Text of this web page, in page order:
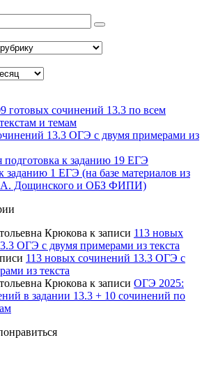
готовых сочинений 13.3 по всем
и темам
13.3 ОГЭ с двумя примерами из
подготовка к заданию 19 ЕГЭ
заданию 1 ЕГЭ (на базе материалов из
Дощинского и ОБЗ ФИПИ)
Крюкова к записи 113 новых
ОГЭ с двумя примерами из текста
113 новых сочинений 13.3 ОГЭ с
из текста
Крюкова к записи ОГЭ 2025:
в задании 13.3 + 10 сочинений по